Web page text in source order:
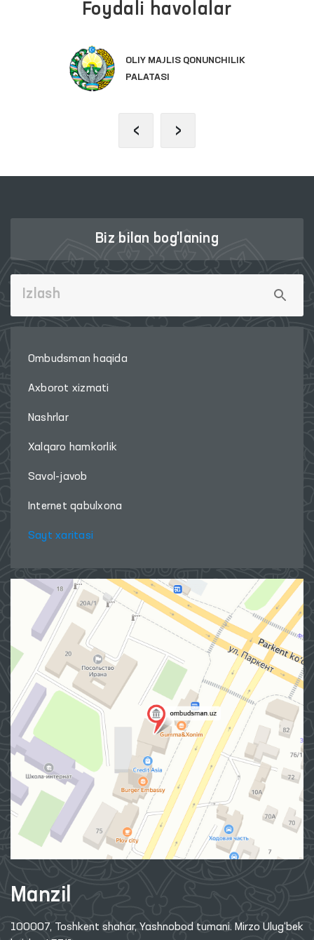
Foydali havolalar
OLIY MAJLIS QONUNCHILIK
PALATASI
‹ ›
Biz bilan bog'laning
Ombudsman haqida
Axborot xizmati
Nashrlar
Xalqaro hamkorlik
Savol-javob
Internet qabulxona
Sayt xaritasi
Manzil
100007, Toshkent shahar, Yashnobod tumani. Mirzo Ulug‘bek